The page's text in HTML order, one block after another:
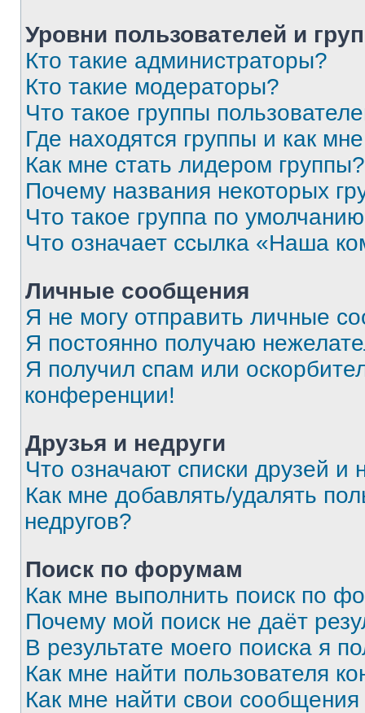
Уровни пользователей и
Кто такие администраторы?
Кто такие модераторы?
Что такое группы
Где находятся группы и как
Как мне стать лидером группы?
Почему названия некоторых
Что такое группа по
Что означает ссылка «Наша
Личные сообщения
Я не могу отправить личные
Я постоянно получаю
Я получил спам или
конференции!
Друзья и недруги
Что означают списки друзей и
Как мне добавлять/удалять
недругов?
Поиск по форумам
Как мне выполнить поиск по
Почему мой поиск не даёт
В результате моего поиска я
Как мне найти пользователя
Как мне найти свои